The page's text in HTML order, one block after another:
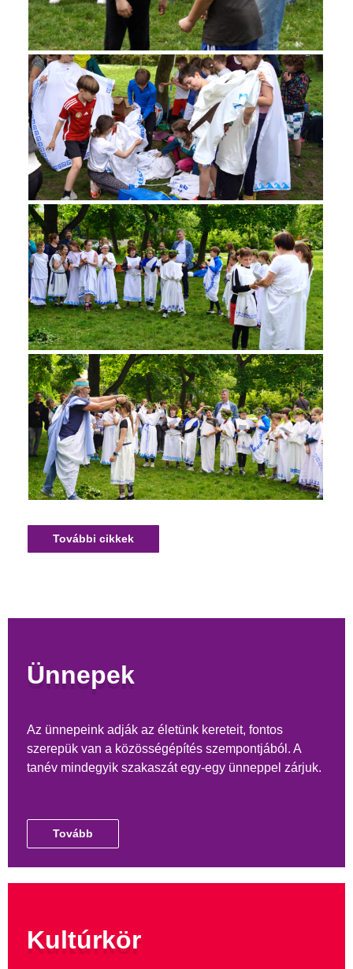
További cikkek
Ünnepek
Az ünnepeink adják az életünk kereteit, fontos
szerepük van a közösségépítés szempontjából. A
tanév mindegyik szakaszát egy-egy ünneppel zárjuk.
Tovább
Kultúrkör